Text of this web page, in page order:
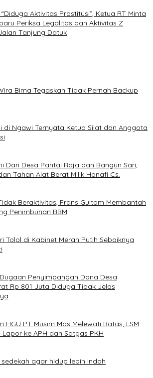
Aktivitas Prostitusi”, Ketua RT Minta
Periksa Legalitas dan Aktivitas Z
Tanjung Datuk
Bima Tegaskan Tidak Pernah Backup
di Ngawi Ternyata Ketua Silat dan Anggota
Dari Desa Pantai Raja dan Bangun Sari,
Tahan Alat Berat Milik Hanafi Cs.
Beraktivitas, Frans Gultom Membantah
Penimbunan BBM
Tolol di Kabinet Merah Putih Sebaiknya
Penyimpangan Dana Desa
Rp 801 Juta Diduga Tidak Jelas
HGU PT Musim Mas Melewati Batas, LSM
ke APH dan Satgas PKH
agar hidup lebih indah